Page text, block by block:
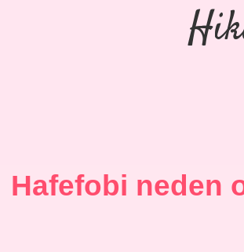
Hafefobi neden